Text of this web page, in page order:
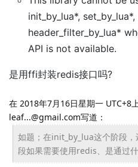
init_by_lua*,
header_filter_by_lua*
API is not available.
是用ffi封装redis接口吗?
在 2018年7月16日星期一 UTC+8
leaf...@gmail.com写道：
如题；在init_by_lua这个阶段，
段如果需要使用redis、 是通过